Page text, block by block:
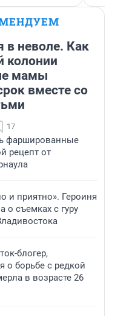
в неволе. Как
колонии
мамы
вместе со
17
фаршированные
рецепт от
и приятно». Героиня
о съемках с гуру
блогер,
о борьбе с редкой
в возрасте 26